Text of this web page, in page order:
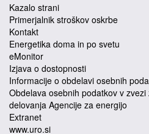
Kazalo strani
Primerjalnik stroškov oskrbe
Kontakt
Energetika doma in po svetu
eMonitor
Izjava o dostopnosti
Informacije o obdelavi osebnih
Obdelava osebnih podatkov v
delovanja Agencije za energijo
Extranet
www.uro.si